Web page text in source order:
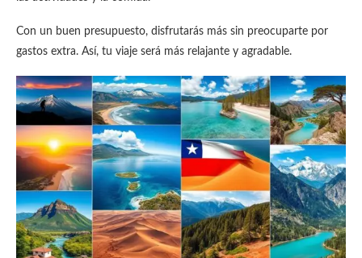
Con un buen presupuesto, disfrutarás más sin preocuparte por
gastos extra. Así, tu viaje será más relajante y agradable.